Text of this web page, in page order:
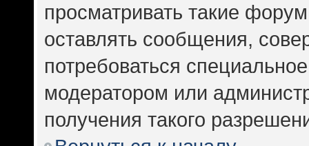
просматривать такие
оставлять сообщения,
потребоваться
модератором или
получения такого